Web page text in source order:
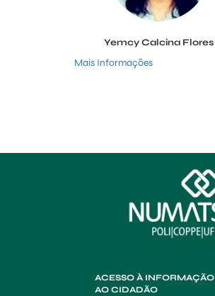
Yemcy Calcina Flores
Mais Informações
ACESSO À INFORMAÇÃO
AO CIDADÃO